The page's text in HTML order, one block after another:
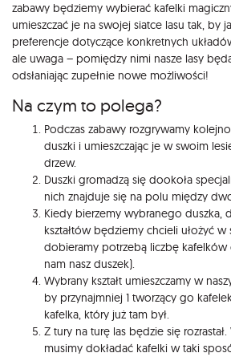
zabawy będziemy wybierać kafelki
umieszczać je na swojej siatce lasu tak, by
preferencje dotyczące konkretnych
ale uwaga – pomiędzy nimi nasze lasy
odsłaniając zupełnie nowe możliwości!
Na czym to polega?
Podczas zabawy rozgrywamy
duszki i umieszczając je w swoim
drzew.
Duszki gromadzą się dookoła
nich znajduje się na polu między
Kiedy bierzemy wybranego duszka,
kształtów będziemy chcieli ułożyć
dobieramy potrzebą liczbę kafelków
nam nasz duszek).
Wybrany kształt umieszczamy w
by przynajmniej 1 tworzący go
kafelka, który już tam był.
Z tury na turę las będzie się
musimy dokładać kafelki w taki